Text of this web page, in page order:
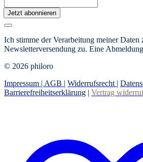
Jetzt abonnieren
Ich stimme der Verarbeitung meiner Daten
Newsletterversendung zu. Eine
© 2026 philoro
Impressum | AGB | Widerrufsrecht |
Barrierefreiheitserklärung | Vertrag